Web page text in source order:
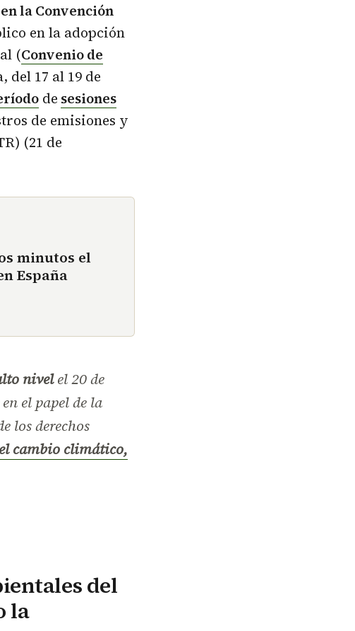
la Convención
en la adopción
(Convenio de
del 17 al 19 de
de sesiones
de emisiones y
(21 de
minutos el
España
nivelel 20 de
el papel de la
los derechos
cambio climático,
del
la